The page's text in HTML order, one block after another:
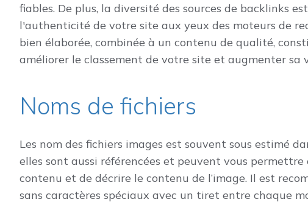
fiables. De plus, la diversité des sources de backlinks
l'authenticité de votre site aux yeux des moteurs de
bien élaborée, combinée à un contenu de qualité,
améliorer le classement de votre site et augmenter sa
Noms de fichiers
Les nom des fichiers images est souvent sous estimé
elles sont aussi référencées et peuvent vous
contenu et de décrire le contenu de l’image. Il est
sans caractères spéciaux avec un tiret entre chaque